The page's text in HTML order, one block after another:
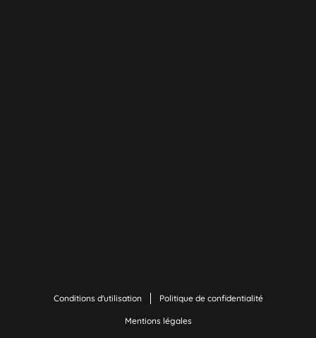
Conditions d'utilisation Politique de confidentialité
Mentions légales